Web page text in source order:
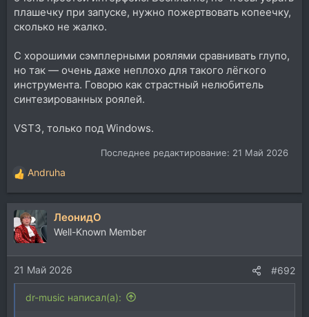
плашечку при запуске, нужно пожертвовать копеечку,
сколько не жалко.
С хорошими сэмплерными роялями сравнивать глупо,
но так — очень даже неплохо для такого лёгкого
инструмента. Говорю как страстный нелюбитель
синтезированных роялей.
VST3, только под Windows.
Последнее редактирование: 21 Май 2026
Р
е
а
к
ц
и
и
:
Andruha
ЛеонидО
Well-Known Member
21 Май 2026 #692
dr-music написал(а):